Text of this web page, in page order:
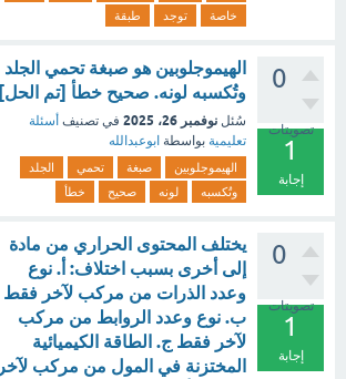
خاصة
توجد طبقة
0
تصويتات
1
إجابة
الهيموجلوبين هو صبغة تحمي الجلد
وتُكسبه لونه. صحيح خطأ [تم الحل]
سُئل نوفمبر 26، 2025 في تصنيف أسئلة
تعليمية بواسطة ابوعبدالله
الهيموجلوبين صبغة تحمي
الجلد
وتُكسبه
لونه صحيح خطأ
0
تصويتات
1
إجابة
يختلف المحتوى الحراري من مادة
إلى أخرى بسبب اختلاف: أ. نوع
وعدد الذرات من مركب لآخر فقط
ب. نوع وعدد الروابط من مركب
لآخر فقط ج. الطاقة الكيميائية
المختزنة في المول من مركب لآخر